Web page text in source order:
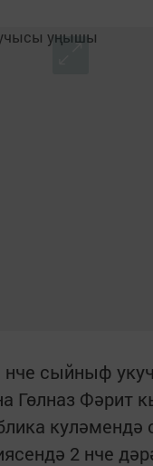
нче сыйныф
Гөлназ Фәрит
2 нче